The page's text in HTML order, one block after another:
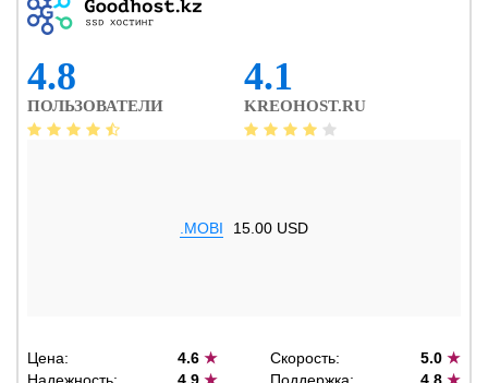
4.8
ПОЛЬЗОВАТЕЛИ
4.1
KREOHOST.RU
.MOBI 15.00 USD
Цена: 4.6★ Скорость: 5.0 ★